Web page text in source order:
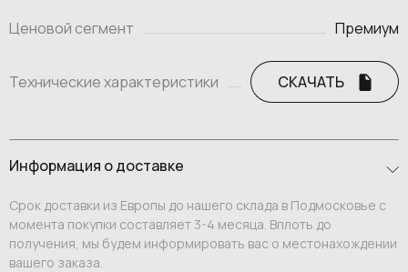
Ценовой сегмент Премиум
Технические характеристики СКАЧАТЬ
Информация о доставке
Срок доставки из Европы до нашего склада в Подмосковье с
момента покупки составляет 3-4 месяца. Вплоть до
получения, мы будем информировать вас о местонахождении
вашего заказа.